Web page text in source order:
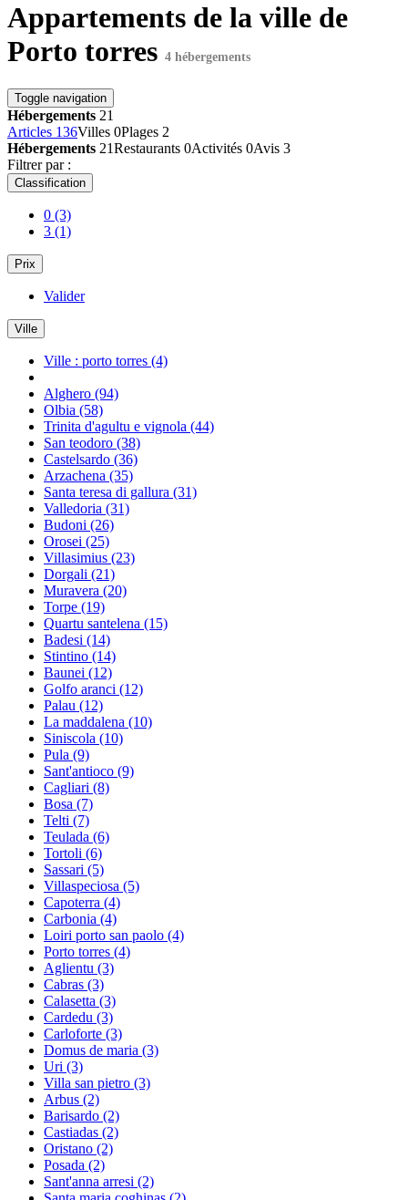
Appartements de la ville de
Porto torres 4 hébergements
Toggle navigation
Hébergements 21
Articles 136Villes 0Plages 2
Hébergements 21Restaurants 0Activités 0Avis 3
Filtrer par :
Classification
0 (3)
3 (1)
Prix
Valider
Ville
Ville : porto torres (4)
Alghero (94)
Olbia (58)
Trinita d'agultu e vignola (44)
San teodoro (38)
Castelsardo (36)
Arzachena (35)
Santa teresa di gallura (31)
Valledoria (31)
Budoni (26)
Orosei (25)
Villasimius (23)
Dorgali (21)
Muravera (20)
Torpe (19)
Quartu santelena (15)
Badesi (14)
Stintino (14)
Baunei (12)
Golfo aranci (12)
Palau (12)
La maddalena (10)
Siniscola (10)
Pula (9)
Sant'antioco (9)
Cagliari (8)
Bosa (7)
Telti (7)
Teulada (6)
Tortoli (6)
Sassari (5)
Villaspeciosa (5)
Capoterra (4)
Carbonia (4)
Loiri porto san paolo (4)
Porto torres (4)
Aglientu (3)
Cabras (3)
Calasetta (3)
Cardedu (3)
Carloforte (3)
Domus de maria (3)
Uri (3)
Villa san pietro (3)
Arbus (2)
Barisardo (2)
Castiadas (2)
Oristano (2)
Posada (2)
Sant'anna arresi (2)